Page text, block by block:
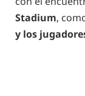
Stadium,
y los